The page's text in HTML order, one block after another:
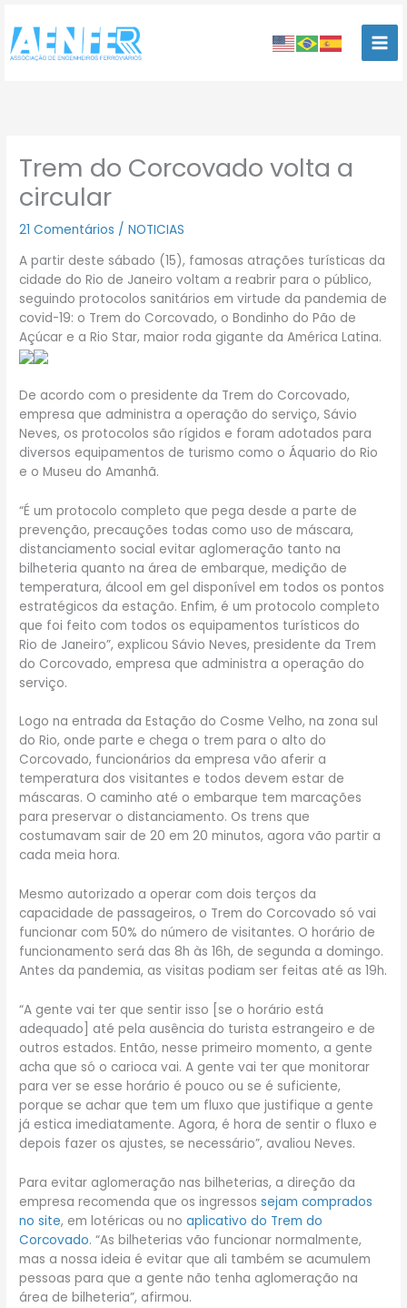
para
conteúdo
Trem do Corcovado volta a
circular
21 Comentários /NOTICIAS
A partir deste sábado (15), famosas atrações turísticas da
cidade do Rio de Janeiro voltam a reabrir para o público,
seguindo protocolos sanitários em virtude da pandemia de
covid-19: o Trem do Corcovado, o Bondinho do Pão de
Açúcar e a Rio Star, maior roda gigante da América Latina.
De acordo com o presidente da Trem do Corcovado,
empresa que administra a operação do serviço, Sávio
Neves, os protocolos são rígidos e foram adotados para
diversos equipamentos de turismo como o Áquario do Rio
e o Museu do Amanhã.
“É um protocolo completo que pega desde a parte de
prevenção, precauções todas como uso de máscara,
distanciamento social evitar aglomeração tanto na
bilheteria quanto na área de embarque, medição de
temperatura, álcool em gel disponível em todos os pontos
estratégicos da estação. Enfim, é um protocolo completo
que foi feito com todos os equipamentos turísticos do
Rio de Janeiro”, explicou Sávio Neves, presidente da Trem
do Corcovado, empresa que administra a operação do
serviço.
Logo na entrada da Estação do Cosme Velho, na zona sul
do Rio, onde parte e chega o trem para o alto do
Corcovado, funcionários da empresa vão aferir a
temperatura dos visitantes e todos devem estar de
máscaras. O caminho até o embarque tem marcações
para preservar o distanciamento. Os trens que
costumavam sair de 20 em 20 minutos, agora vão partir a
cada meia hora.
Mesmo autorizado a operar com dois terços da
capacidade de passageiros, o Trem do Corcovado só vai
funcionar com 50% do número de visitantes. O horário de
funcionamento será das 8h às 16h, de segunda a domingo.
Antes da pandemia, as visitas podiam ser feitas até as 19h.
“A gente vai ter que sentir isso [se o horário está
adequado] até pela ausência do turista estrangeiro e de
outros estados. Então, nesse primeiro momento, a gente
acha que só o carioca vai. A gente vai ter que monitorar
para ver se esse horário é pouco ou se é suficiente,
porque se achar que tem um fluxo que justifique a gente
já estica imediatamente. Agora, é hora de sentir o fluxo e
depois fazer os ajustes, se necessário”, avaliou Neves.
Para evitar aglomeração nas bilheterias, a direção da
empresa recomenda que os ingressossejam comprados
no site, em lotéricas ou noaplicativo do Trem do
Corcovado. “As bilheterias vão funcionar normalmente,
mas a nossa ideia é evitar que ali também se acumulem
pessoas para que a gente não tenha aglomeração na
área de bilheteria”, afirmou.